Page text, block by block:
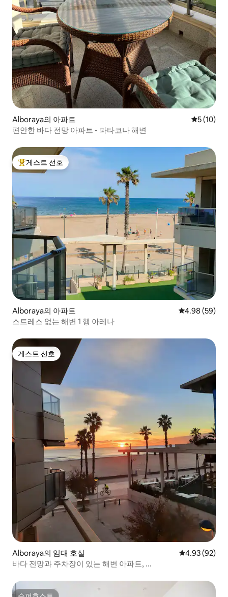
Alboraya의 아파트 평점 5점
5 (10)
편안한 바다 전망 아파트 - 파타코나 해변
상위 게스트 선호
게스트 선호
Alboraya의 아파트 평점 4.98점(5
4.98 (59)
스트레스 없는 해변 1 행 아레나
게스트 선호
게스트 선호
Alboraya의 임대 호실 평점 4.93점(5
4.93 (92)
바다 전망과 주차장이 있는 해변 아파트, ...